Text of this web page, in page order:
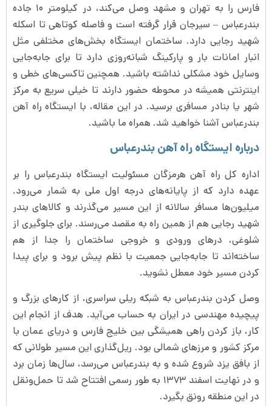
فارس را به تهران و مشهد وصل می‌کند، در کیلومتر ۱۰ جاده
بندرعباس – سیرجان قرار گرفته است و فاصله کوتاهی تا اسکله
شهید رجایی دارد. ساختمان ایستگاه بخش‌های مختلفی مثل
انبار امانات بار و پارکینگ شبانه‌روزی دارد تا برای جابه‌جایی
وسایل خود مشکلی نداشته باشید. همچنین تاکسی‌های خطی و
اینترنتی همیشه در محوطه حضور دارند تا خیلی سریع به مرکز
شهر یا بنادر مسافری برسید. در این مقاله، با ایستگاه راه آهن
بندرعباس آشنا خواهید شد. همراه ما باشید.
درباره ایستگاه راه آهن بندرعباس
اداره کل راه آهن هرمزگان مسئولیت ایستگاه بندرعباس را بر
عهده دارد که از پایانه‌های درجه اول ملی به شمار می‌رود.
میلیون‌ها مسافر سالانه از این مسیر می‌گذرند و کالاهای بندر
شهید رجایی هم از همین راه به مقصد می‌رسند. برای جلوگیری از
شلوغی، درهای ورودی و خروجی ساختمان را جدا از هم
ساخته‌اند تا جابه‌جایی جمعیت با نظم پیش برود و برای پیدا
کردن مسیر خود معطل نشوید.
وصل کردن بندرعباس به شبکه ریلی سراسری، از کارهای بزرگ و
پیچیده مهندسی در ایران به حساب می‌آید. هدف از انجام این
کار، باز کردن راهی همیشگی بین خلیج فارس و دریای عمان با
مرکز کشور و مرزهای شمالی بود. ریل‌گذاری این مسیر طولانی که
از بافق یزد شروع شده و به بندرعباس می‌رسد، سال‌ها زمان برد
و در نهایت اسفند ۱۳۷۳ به طور رسمی افتتاح شد تا حمل‌ونقل
در این منطقه رونق بگیرد.